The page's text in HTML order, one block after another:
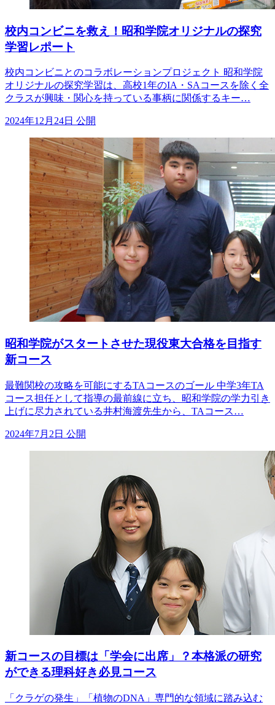
校内コンビニを救え！昭和学院オリジナルの探究
学習レポート
校内コンビニとのコラボレーションプロジェクト 昭和学院
オリジナルの探究学習は、高校1年のIA・SAコースを除く全
クラスが興味・関心を持っている事柄に関係するキー…
2024年12月24日 公開
昭和学院がスタートさせた現役東大合格を目指す
新コース
最難関校の攻略を可能にするTAコースのゴール 中学3年TA
コース担任として指導の最前線に立ち、昭和学院の学力引き
上げに尽力されている井村海渡先生から、TAコース…
2024年7月2日 公開
新コースの目標は「学会に出席」？本格派の研究
ができる理科好き必見コース
「クラゲの発生」「植物のDNA」専門的な領域に踏み込む